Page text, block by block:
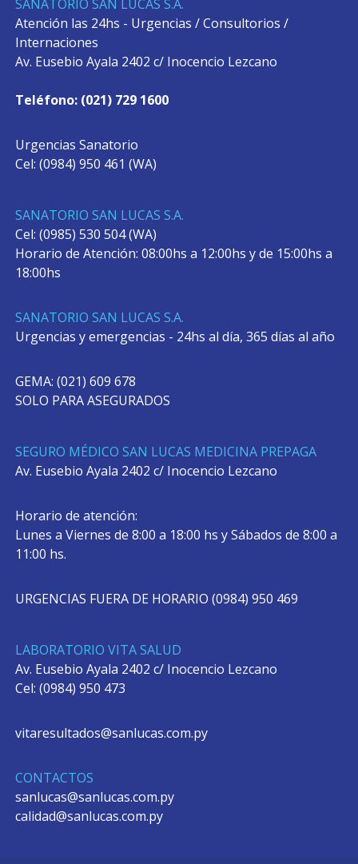
SANATORIO SAN LUCAS S.A.
Atención las 24hs - Urgencias / Consultorios /
Internaciones
Av. Eusebio Ayala 2402 c/ Inocencio Lezcano
Teléfono: (021) 729 1600
Urgencias Sanatorio
Cel: (0984) 950 461 (WA)
SANATORIO SAN LUCAS S.A.
Cel: (0985) 530 504 (WA)
Horario de Atención: 08:00hs a 12:00hs y de 15:00hs a
18:00hs
SANATORIO SAN LUCAS S.A.
Urgencias y emergencias - 24hs al día, 365 días al año
GEMA: (021) 609 678
SOLO PARA ASEGURADOS
SEGURO MÉDICO SAN LUCAS MEDICINA PREPAGA
Av. Eusebio Ayala 2402 c/ Inocencio Lezcano
Horario de atención:
Lunes a Viernes de 8:00 a 18:00 hs y Sábados de 8:00 a
11:00 hs.
URGENCIAS FUERA DE HORARIO (0984) 950 469
LABORATORIO VITA SALUD
Av. Eusebio Ayala 2402 c/ Inocencio Lezcano
Cel: (0984) 950 473
vitaresultados@sanlucas.com.py
CONTACTOS
sanlucas@sanlucas.com.py
calidad@sanlucas.com.py